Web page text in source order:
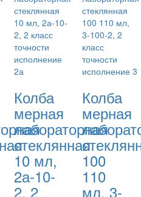
Колба
мерная
лабораторная
стеклянная
10 мл,
2а-10-
2, 2
Колба
мерная
100
110
мл, 3-